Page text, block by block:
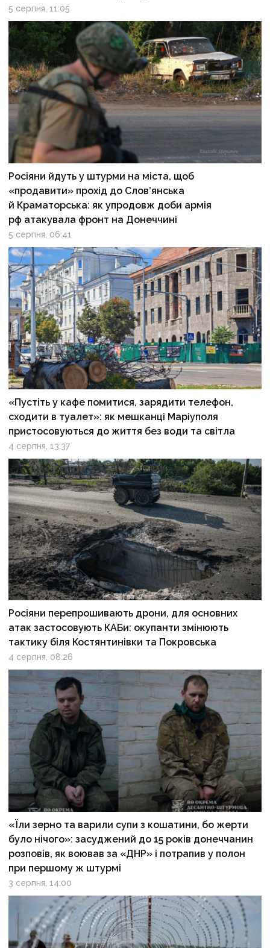
5 серпня, 11:05
Росіяни йдуть у штурми на міста, щоб
«продавити» прохід до Слов’янська
й Краматорська: як упродовж доби армія
рф атакувала фронт на Донеччині
5 серпня, 06:41
«Пустіть у кафе помитися, зарядити телефон,
сходити в туалет»: як мешканці Маріуполя
пристосовуються до життя без води та світла
4 серпня, 13:37
Росіяни перепрошивають дрони, для основних
атак застосовують КАБи: окупанти змінюють
тактику біля Костянтинівки та Покровська
4 серпня, 08:26
«Їли зерно та варили супи з кошатини, бо жерти
було нічого»: засуджений до 15 років донеччанин
розповів, як воював за «ДНР» і потрапив у полон
при першому ж штурмі
3 серпня, 14:00